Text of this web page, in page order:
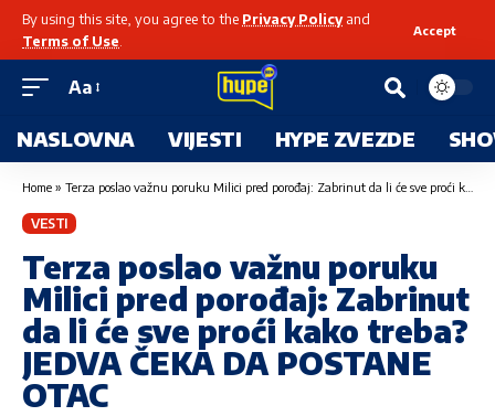
By using this site, you agree to the Privacy Policyand
Terms of Use
Accept
Aa
NASLOVNA VIJESTI HYPE ZVEZDE
Home » Terza poslao važnu poruku Milici pred porođaj: Zabrinut da li će sve proći kako treba? JEDVA ČEKA DA POSTANE OTAC
VESTI
Terza poslao važnu poruku
Milici pred porođaj: Zabrinut
da li će sve proći kako treba?
JEDVA ČEKA DA POSTANE
OTAC